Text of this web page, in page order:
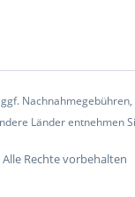
Länder entnehmen
Rechte vorbehalten